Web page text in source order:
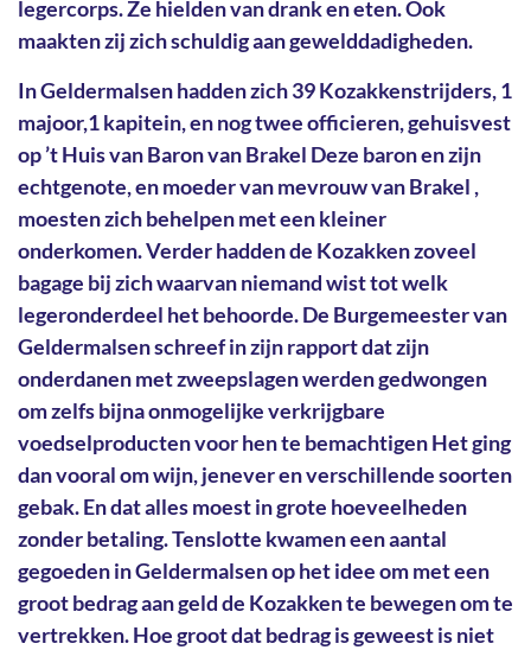
legercorps. Ze hielden van drank en eten. Ook
maakten zij zich schuldig aan gewelddadigheden.
In Geldermalsen hadden zich 39 Kozakkenstrijders, 1
majoor,1 kapitein, en nog twee officieren, gehuisvest
op ’t Huis van Baron van Brakel Deze baron en zijn
echtgenote, en moeder van mevrouw van Brakel ,
moesten zich behelpen met een kleiner
onderkomen. Verder hadden de Kozakken zoveel
bagage bij zich waarvan niemand wist tot welk
legeronderdeel het behoorde. De Burgemeester van
Geldermalsen schreef in zijn rapport dat zijn
onderdanen met zweepslagen werden gedwongen
om zelfs bijna onmogelijke verkrijgbare
voedselproducten voor hen te bemachtigen Het ging
dan vooral om wijn, jenever en verschillende soorten
gebak. En dat alles moest in grote hoeveelheden
zonder betaling. Tenslotte kwamen een aantal
gegoeden in Geldermalsen op het idee om met een
groot bedrag aan geld de Kozakken te bewegen om te
vertrekken. Hoe groot dat bedrag is geweest is niet